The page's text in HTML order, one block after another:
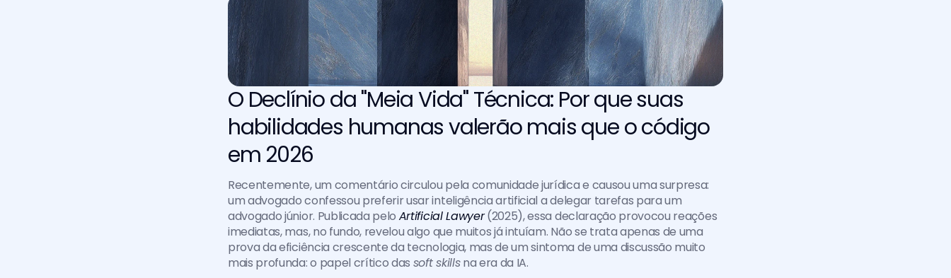
O Declínio da "Meia Vida" Técnica: Por que suas
habilidades humanas valerão mais que o código
em 2026
Recentemente, um comentário circulou pela comunidade jurídica e causou uma surpresa:
um advogado confessou preferir usar inteligência artificial a delegar tarefas para um
advogado júnior. Publicada pelo Artificial Lawyer (2025), essa declaração provocou reações
imediatas, mas, no fundo, revelou algo que muitos já intuíam. Não se trata apenas de uma
prova da eficiência crescente da tecnologia, mas de um sintoma de uma discussão muito
mais profunda: o papel crítico das soft skills na era da IA.